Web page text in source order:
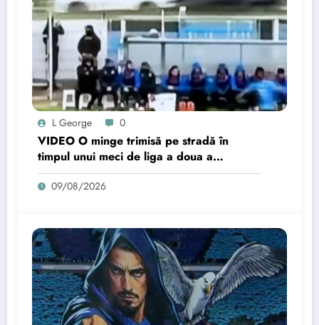
L George 0
VIDEO O minge trimisă pe stradă în
timpul unui meci de liga a doua a
provocat un accident rutier
09/08/2026